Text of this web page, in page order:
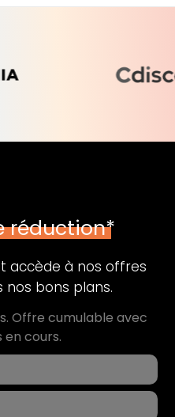
réduction*
accède à nos offres
nos bons plans.
Offre cumulable avec
cours.